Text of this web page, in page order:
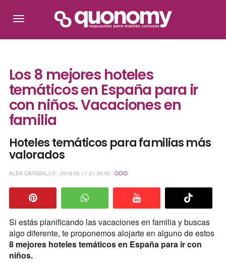
Los 8 mejores hoteles
temáticos en España para ir
con niños. Vacaciones en
familia
Hoteles temáticos para familias más
valorados
ALBA CARABALLO - 2018-05-17 21:30:00 - OCIO
Si estás planificando las vacaciones en familia y buscas
algo diferente, te proponemos alojarte en alguno de estos
8 mejores hoteles temáticos en España para ir con
niños.